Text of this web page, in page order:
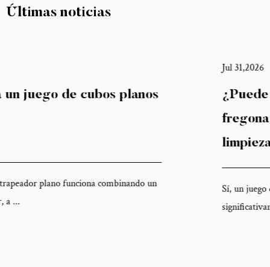
Últimas noticias
¿Puede un juego de cubos planos para
fregona mejorar la eficiencia de la
Sí, un juego de baldes planos para trapeador puede mejorar